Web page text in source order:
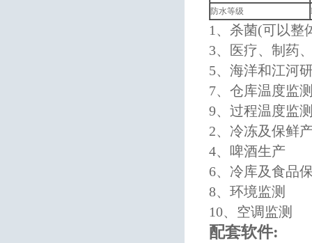
防水等级
1、杀菌(可以整
3、医疗、制药
5、海洋和江河
7、仓库温度监
9、过程温度监
2、冷冻及保鲜
4、啤酒生产
6、冷库及食品
8、环境监测
10、空调监测
配套软件: